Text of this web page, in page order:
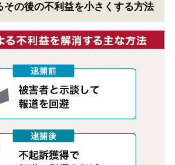
その後の不利益を小さくする方法